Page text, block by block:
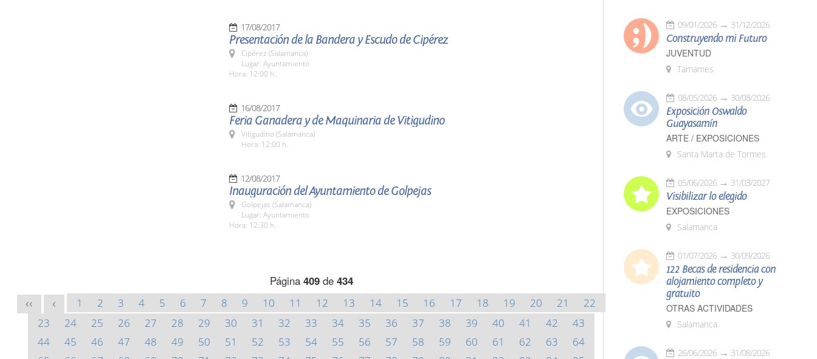
17/08/2017
Presentación de la Bandera y Escudo de Cipérez
Cipérez (Salamanca)
Lugar: Ayuntamiento
Hora: 12:00 h.
16/08/2017
Feria Ganadera y de Maquinaria de Vitigudino
Vitigudino (Salamanca)
Hora: 12:00 h.
12/08/2017
Inauguración del Ayuntamiento de Golpejas
Golpejas (Salamanca)
Lugar: Ayuntamiento
Hora: 12:30 h.
Página 409de 434
<< < 1 2 3 4 5 6 7 8 9 10 11 12 13 14 15 16 17 18 19 20 21
22
23
24 25 26 27 28 29 30 31 32 33 34 35 36 37 38 39 40 41 42
43
44
45 46 47 48 49 50 51 52 53 54 55 56 57 58 59 60 61 62 63
64
09/01/2026 31/12/2026
Construyendo mi Futuro
JUVENTUD
Tamames
08/05/2026 30/08/2026
Exposición Oswaldo
Guayasamín
ARTE / EXPOSICIONES
Santa Marta de Tormes
05/06/2026 31/03/2027
Visibilizar lo elegido
EXPOSICIONES
Salamanca
01/07/2026 30/09/2026
122 Becas de residencia con
alojamiento completo y
gratuito
OTRAS ACTIVIDADES
Salamanca
26/06/2026 31/08/2026